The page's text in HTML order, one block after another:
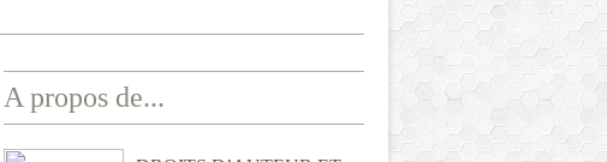
A propos de...